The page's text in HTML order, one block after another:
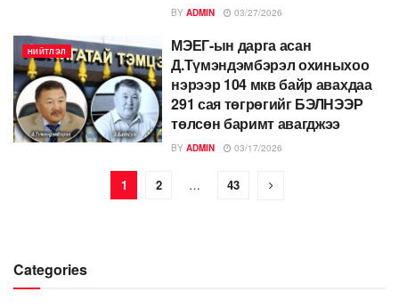
BY ADMIN 03/27/2026
НИЙТЛЭЛ
МЭЕГ-ын дарга асан
Д.Түмэндэмбэрэл охиныхоо
нэрээр 104 мкв байр авахдаа
291 сая төгрөгийг БЭЛНЭЭР
төлсөн баримт авагджээ
BY ADMIN 03/17/2026
1 2 … 43
Categories